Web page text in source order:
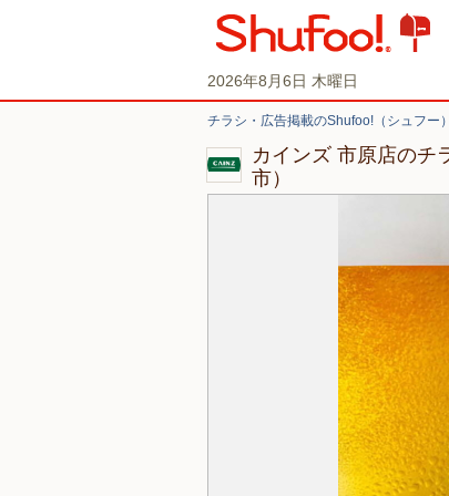
2026年8月6日 木曜日
チラシ・広告掲載のShufoo!（シュフー）
カインズ 市原店のチ
市）